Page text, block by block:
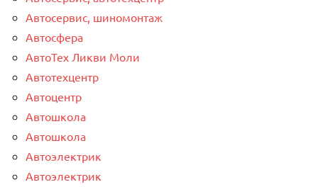
Автосервис, шиномонтаж
Автосфера
АвтоТех Ликви Моли
Автотехцентр
Автоцентр
Автошкола
Автошкола
Автоэлектрик
Автоэлектрик